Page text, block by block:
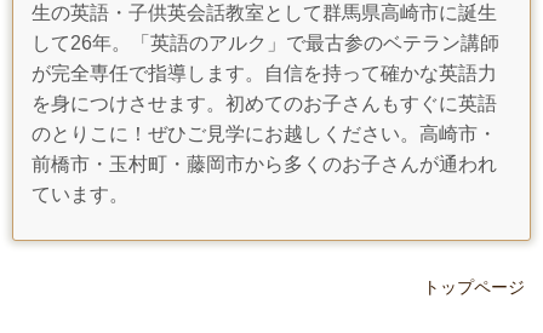
生の英語・子供英会話教室として群馬県高崎市に誕生
して26年。「英語のアルク」で最古参のベテラン講師
が完全専任で指導します。自信を持って確かな英語力
を身につけさせます。初めてのお子さんもすぐに英語
のとりこに！ぜひご見学にお越しください。高崎市・
前橋市・玉村町・藤岡市から多くのお子さんが通われ
ています。
トップページ